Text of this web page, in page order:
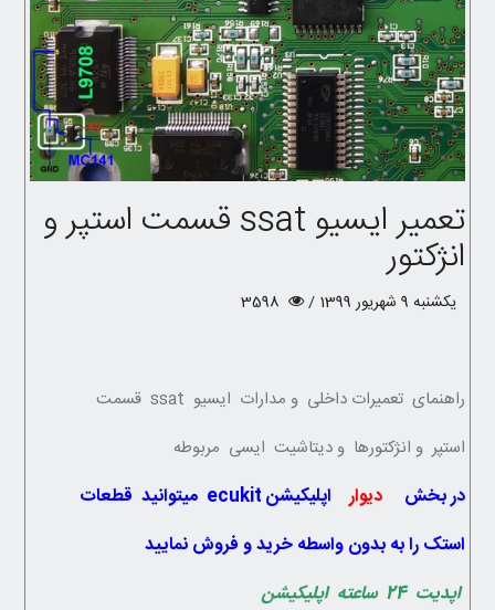
تعمیر ایسیو ssat قسمت استپر و
انژکتور
یکشنبه 9 شهریور 1399 /
راهنمای تعمیرات داخلی و مدارات ایسیو ssat قسمت
استپر و انژکتورها و دیتاشیت ایسی مربوطه
در بخش دیوار اپلیکیشن ecukit میتوانید قطعات
استک را به بدون واسطه خرید و فروش نمایید
اپدیت 24 ساعته اپلیکیشن